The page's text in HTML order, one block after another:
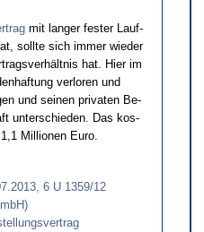
mit lan­ger fes­ter Lauf­
soll­te sich im­mer wie­der
hat. Hier im
ver­lo­ren und
und sei­nen pri­va­ten Be­
un­ter­schie­den. Das kos­
Mil­lio­nen Eu­ro.
6 U 1359/12